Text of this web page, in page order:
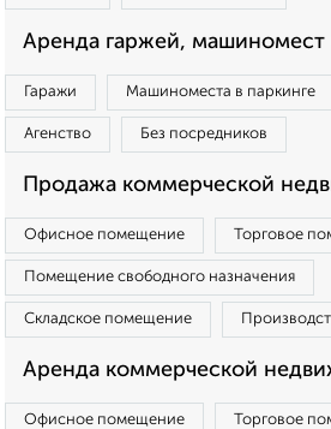
Аренда гаржей, машиномест
Гаражи Машиноместа в паркинге
Агенство Без посредников
Продажа коммерческой
Офисное помещение Торговое
Помещение свободного назначения
Складское помещение
Аренда коммерческой
Офисное помещение Торговое